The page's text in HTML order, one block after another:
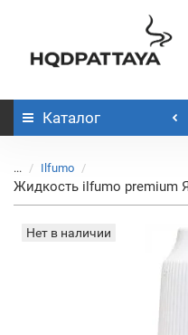
Каталог
... Ilfumo
Жидкость ilfumo premium
Нет в наличии